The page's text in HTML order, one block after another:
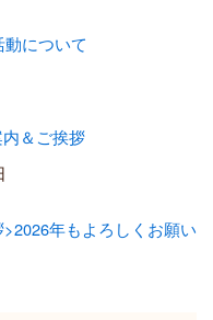
について
＆ご挨拶
年もよろしくお願い